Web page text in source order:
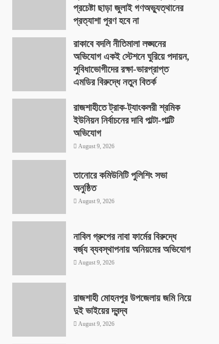
প্রচেষ্টা ছাড়া জুলাই গণঅভ্যুত্থানের
প্রত্যাশা পূরণ হবে না
রাকাবে বদলি নীতিমালা লঙ্ঘনের
অভিযোগ একই স্টেশনে ঘুরিয়ে পদায়ন,
সুবিধাভোগীদের রক্ষা-ভারপ্রাপ্ত
এমডির বিরুদ্ধে নতুন বিতর্ক
রাজশাহীতে ট্রাক-ট্যাংকলরী শ্রমিক
ইউনিয়ন নির্বাচনের দাবি পাল্টা-পাল্টি
অভিযোগ
August 9, 2026
তানোরে কমিউনিটি পুলিশিং সভা
অনুষ্ঠিত
August 9, 2026
নাবিল গ্রুপের নাবা ফার্মের বিরুদ্ধে
বর্জ্য ব্যবস্থাপনায় অনিয়মের অভিযোগ
August 9, 2026
রাজশাহী মোহনপুর উপজেলায় জমি নিয়ে
দুই ভাইয়ের দ্বন্দ্ব
August 9, 2026